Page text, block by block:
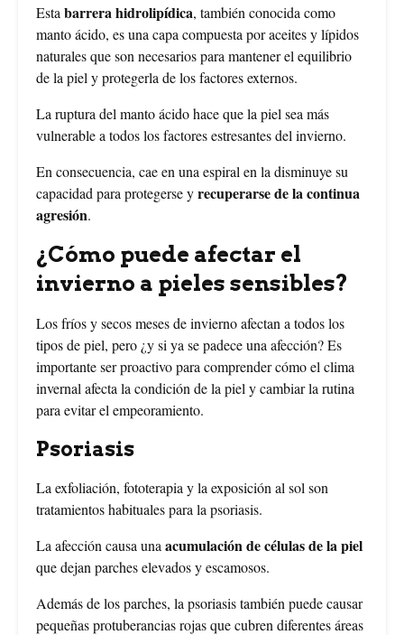
Esta barrera hidrolipídica, también conocida como
manto ácido, es una capa compuesta por aceites y lípidos
naturales que son necesarios para mantener el equilibrio
de la piel y protegerla de los factores externos.
La ruptura del manto ácido hace que la piel sea más
vulnerable a todos los factores estresantes del invierno.
En consecuencia, cae en una espiral en la disminuye su
capacidad para protegerse yrecuperarse de la continua
agresión.
¿Cómo puede afectar el
invierno a pieles sensibles?
Los fríos y secos meses de invierno afectan a todos los
tipos de piel, pero ¿y si ya se padece una afección? Es
importante ser proactivo para comprender cómo el clima
invernal afecta la condición de la piel y cambiar la rutina
para evitar el empeoramiento.
Psoriasis
La exfoliación, fototerapia y la exposición al sol son
tratamientos habituales para la psoriasis.
La afección causa una acumulación de células de la piel
que dejan parches elevados y escamosos.
Además de los parches, la psoriasis también puede causar
pequeñas protuberancias rojas que cubren diferentes áreas